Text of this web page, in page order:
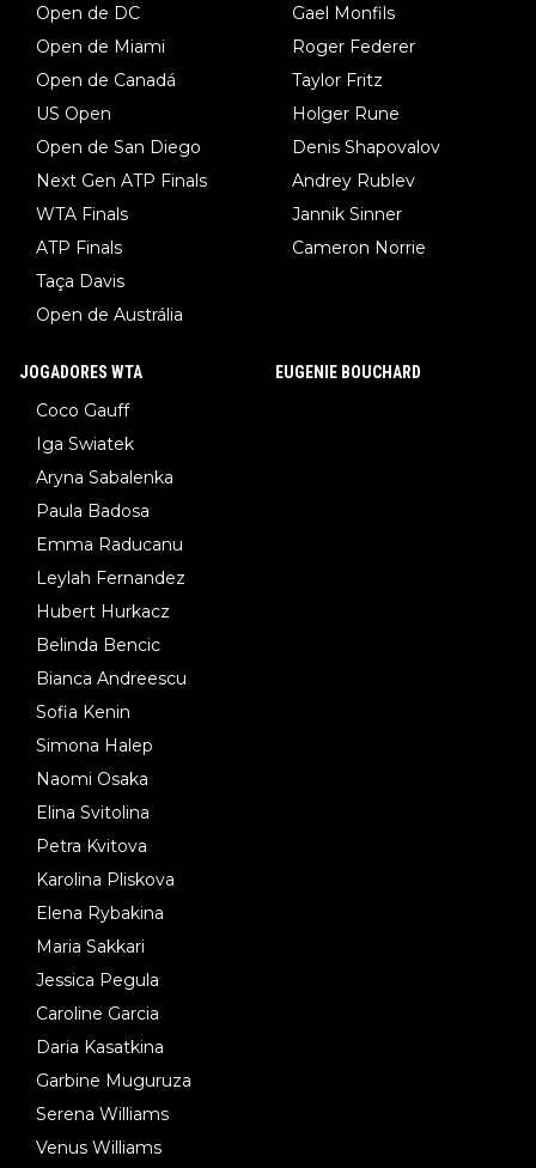
Open de DC
Open de Miami
Open de Canadá
US Open
Open de San Diego
Next Gen ATP Finals
WTA Finals
ATP Finals
Taça Davis
Open de Austrália
Gael Monfils
Roger Federer
Taylor Fritz
Holger Rune
Denis Shapovalov
Andrey Rublev
Jannik Sinner
Cameron Norrie
JOGADORES WTA
Coco Gauff
Iga Swiatek
Aryna Sabalenka
Paula Badosa
Emma Raducanu
Leylah Fernandez
Hubert Hurkacz
Belinda Bencic
Bianca Andreescu
Sofia Kenin
Simona Halep
Naomi Osaka
Elina Svitolina
Petra Kvitova
Karolina Pliskova
Elena Rybakina
Maria Sakkari
Jessica Pegula
Caroline Garcia
Daria Kasatkina
Garbine Muguruza
Serena Williams
Venus Williams
EUGENIE BOUCHARD